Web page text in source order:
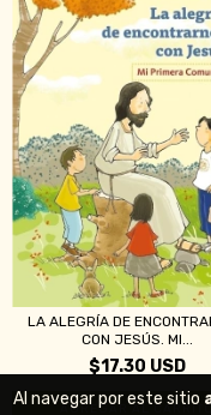
Al navegar por este sitio
LA ALEGRÍA DE
CON JESÚS. MI...
$17.30 USD